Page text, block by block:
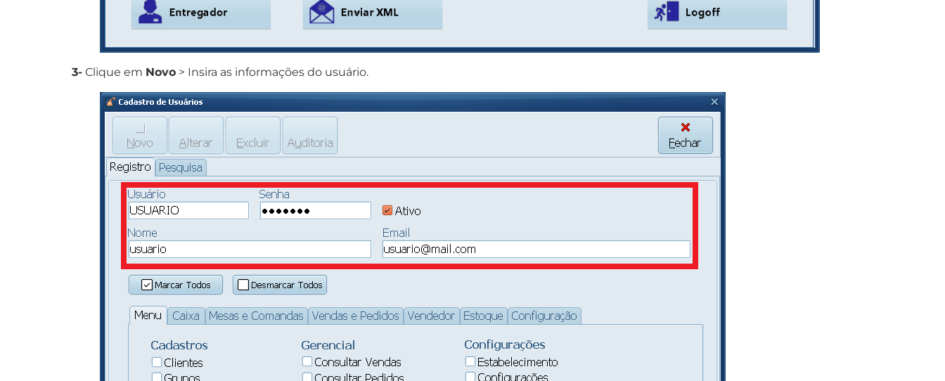
3- Clique em Novo > Insira as informações do usuário.